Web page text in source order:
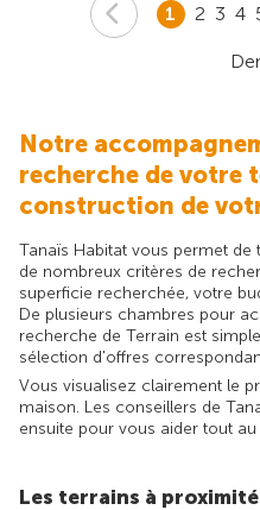
1 2 3 4
Notre
recherche de votre
construction de
Tanaïs Habitat vous permet
de nombreux critères de
superficie recherchée, votre
De plusieurs chambres pour
recherche de Terrain est
sélection d'offres
Vous visualisez clairement le
maison. Les conseillers de
ensuite pour vous aider tout
Les terrains à